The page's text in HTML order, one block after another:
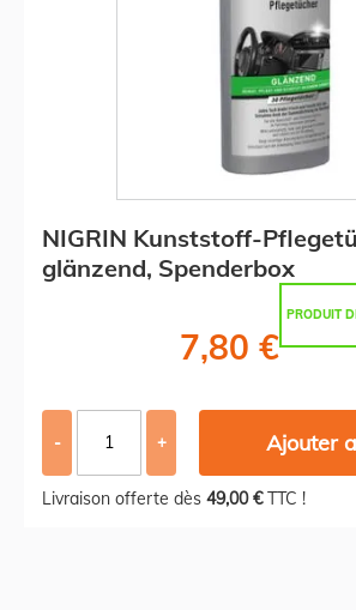
NIGRIN Kunststoff-
glänzend, Spenderbox
PRODUIT
7,80 €
- + Ajouter
Livraison offerte dès 49,00 €TTC !